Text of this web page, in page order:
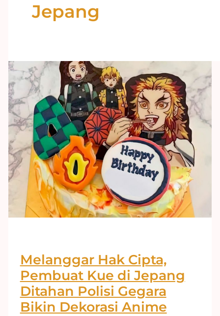
Jepang
Melanggar Hak Cipta,
Pembuat Kue di Jepang
Ditahan Polisi Gegara
Bikin Dekorasi Anime